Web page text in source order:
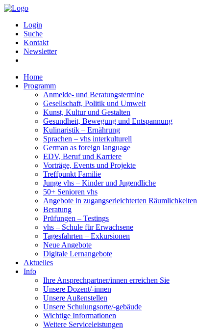
Login
Suche
Kontakt
Newsletter
Home
Programm
Anmelde- und Beratungstermine
Gesellschaft, Politik und Umwelt
Kunst, Kultur und Gestalten
Gesundheit, Bewegung und Entspannung
Kulinaristik – Ernährung
Sprachen – vhs interkulturell
German as foreign language
EDV, Beruf und Karriere
Vorträge, Events und Projekte
Treffpunkt Familie
Junge vhs – Kinder und Jugendliche
50+ Senioren vhs
Angebote in zugangserleichterten Räumlichkeiten
Beratung
Prüfungen – Testings
vhs – Schule für Erwachsene
Tagesfahrten – Exkursionen
Neue Angebote
Digitale Lernangebote
Aktuelles
Info
Ihre Ansprechpartner/innen erreichen Sie
Unsere Dozent/-innen
Unsere Außenstellen
Unsere Schulungsorte/-gebäude
Wichtige Informationen
Weitere Serviceleistungen